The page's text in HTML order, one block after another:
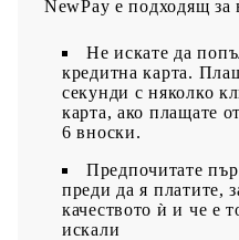
NewPay е подходящ за
Не искате да
кредитна карта.
секунди с няколко
карта, ако плащате
6 вноски.
Предпочитате
преди да я платите,
качеството ѝ и че е
искали